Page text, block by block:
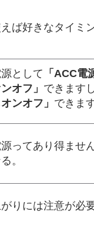
ば好きなタイミ
として
「ACC
オフ」 できますし
ンオフ」 できます
ってあり得ませ
。
りには注意が必